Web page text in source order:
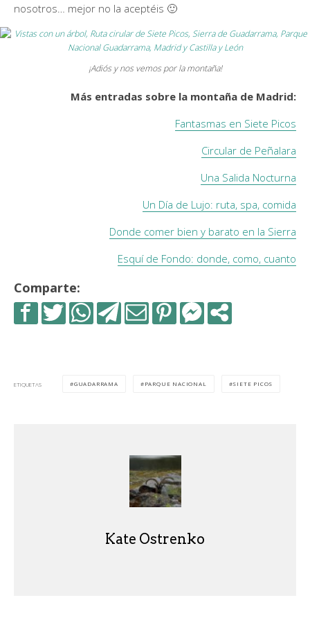
nosotros… mejor no la aceptéis 🙂
¡Adiós y nos vemos por la montaña!
Más entradas sobre la montaña de Madrid:
Fantasmas en Siete Picos
Circular de Peñalara
Una Salida Nocturna
Un Día de Lujo: ruta, spa, comida
Donde comer bien y barato en la Sierra
Esquí de Fondo: donde, como, cuanto
Comparte:
ETIQUETAS GUADARRAMA PARQUE NACIONAL SIETE PICOS
Kate Ostrenko